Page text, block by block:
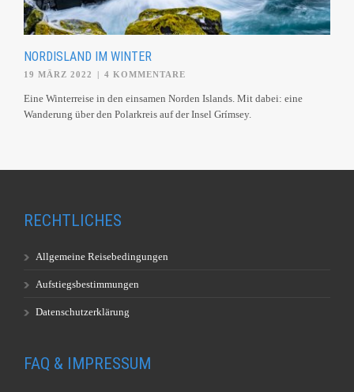
NORDISLAND IM WINTER
19 MÄRZ 2022 | 4 KOMMENTARE
Eine Winterreise in den einsamen Norden Islands. Mit dabei: eine
Wanderung über den Polarkreis auf der Insel Grímsey.
RECHTLICHES
Allgemeine Reisebedingungen
Aufstiegsbestimmungen
Datenschutzerklärung
FAQ & IMPRESSUM